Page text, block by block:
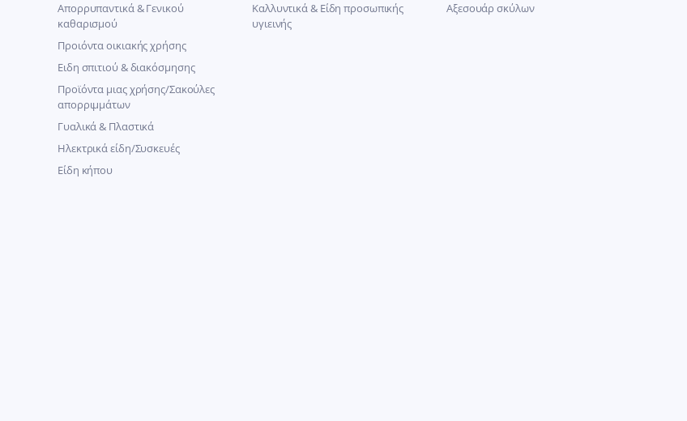
Απορρυπαντικά & Γενικού
καθαρισμού
Προιόντα οικιακής χρήσης
Ειδη σπιτιού & διακόσμησης
Προϊόντα μιας χρήσης/Σακούλες
απορριμμάτων
Γυαλικά & Πλαστικά
Ηλεκτρικά είδη/Συσκευές
Είδη κήπου
Καλλυντικά & Είδη προσωπικής
υγιεινής
Αξεσουάρ σκύλων